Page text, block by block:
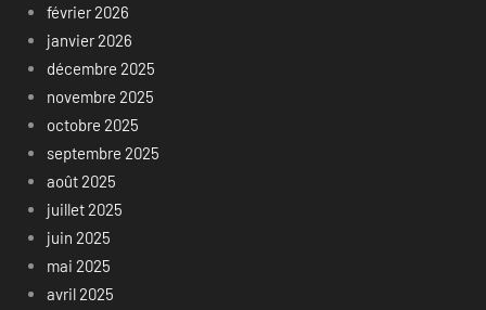
février 2026
janvier 2026
décembre 2025
novembre 2025
octobre 2025
septembre 2025
août 2025
juillet 2025
juin 2025
mai 2025
avril 2025